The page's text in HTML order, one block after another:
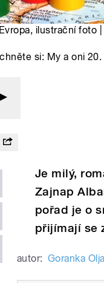
Evropa, ilustrační foto
si: My a oni
Je milý,
Zajnap
pořad je o
přijímají se
autor: Goranka